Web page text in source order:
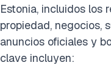
Estonia, incluidos los
propiedad, negocios,
anuncios oficiales y
clave incluyen: